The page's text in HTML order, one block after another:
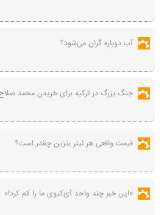
آب دوباره گران می‌شود؟
جنگ بزرگ در ترکیه برای خریدن محمد
قیمت واقعی هر لیتر بنزین چقدر است؟
«این خبر چند واحد آی‌کیوی ما را کم کرد!»